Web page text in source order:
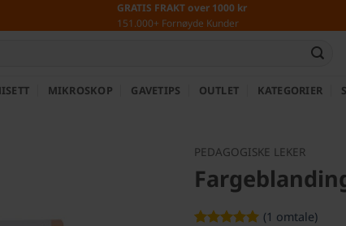
GRATIS FRAKT over 1000 kr
151.000+ Fornøyde Kunder
MIKROSKOP GAVETIPS OUTLET KATEGORIER
PEDAGOGISKE LEKER
(1 omtale)